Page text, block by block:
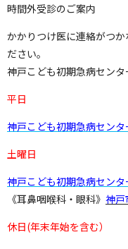
時間外受診のご案内
かかりつけ医に連絡がつ
ださい。
神戸こども初期急病センタ
平日
神戸こども初期急病センタ
土曜日
神戸こども初期急病センタ
《耳鼻咽喉科・眼科》 神戸
休日(年末年始を含む）